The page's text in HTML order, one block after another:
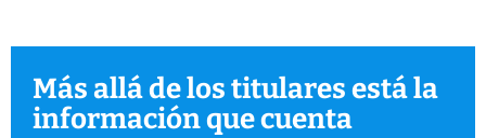
Más allá de los titulares está la
información que cuenta